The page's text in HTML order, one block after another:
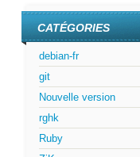
CATÉGORIES
debian-fr
git
Nouvelle version
rghk
Ruby